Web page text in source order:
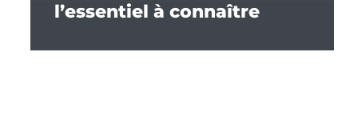
l’essentiel à connaître